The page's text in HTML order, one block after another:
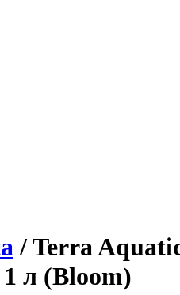
/ Terra
л (Bloom)